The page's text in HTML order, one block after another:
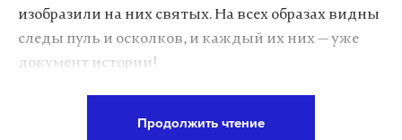
изобразили на них святых. На всех образах видны
следы пуль и осколков, и каждый их них — уже
документ истории!
Продолжить чтение